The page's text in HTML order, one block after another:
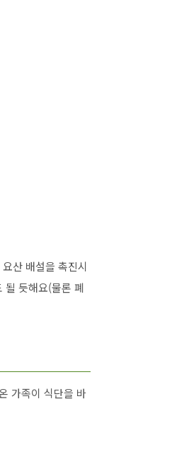
산 배설을 촉진시
될 듯해요(물론 폐
가족이 식단을 바